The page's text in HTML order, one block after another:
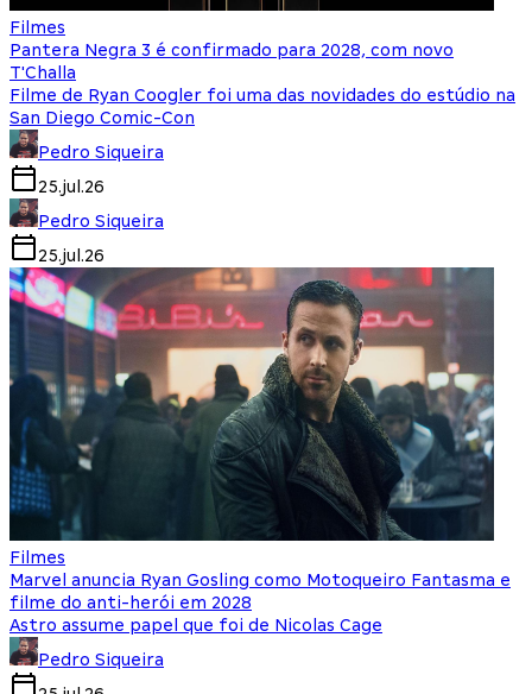
Filmes
Pantera Negra 3 é confirmado para 2028, com novo
T'Challa
Filme de Ryan Coogler foi uma das novidades do estúdio na
San Diego Comic-Con
Pedro Siqueira
25.jul.26
Pedro Siqueira
25.jul.26
Filmes
Marvel anuncia Ryan Gosling como Motoqueiro Fantasma e
filme do anti-herói em 2028
Astro assume papel que foi de Nicolas Cage
Pedro Siqueira